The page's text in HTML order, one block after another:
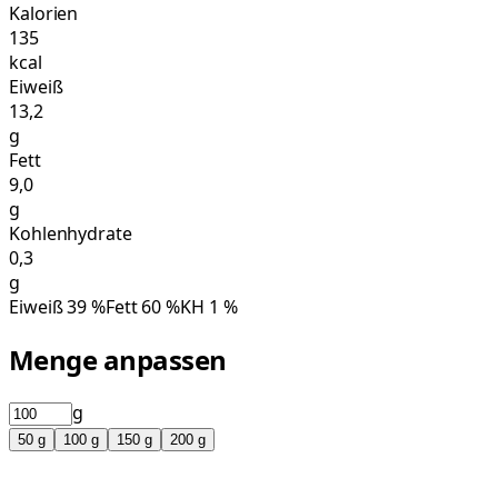
Kalorien
135
kcal
Eiweiß
13,2
g
Fett
9,0
g
Kohlenhydrate
0,3
g
Eiweiß39%Fett60%KH 1 %
Menge anpassen
g
50 g 100 g 150 g 200 g